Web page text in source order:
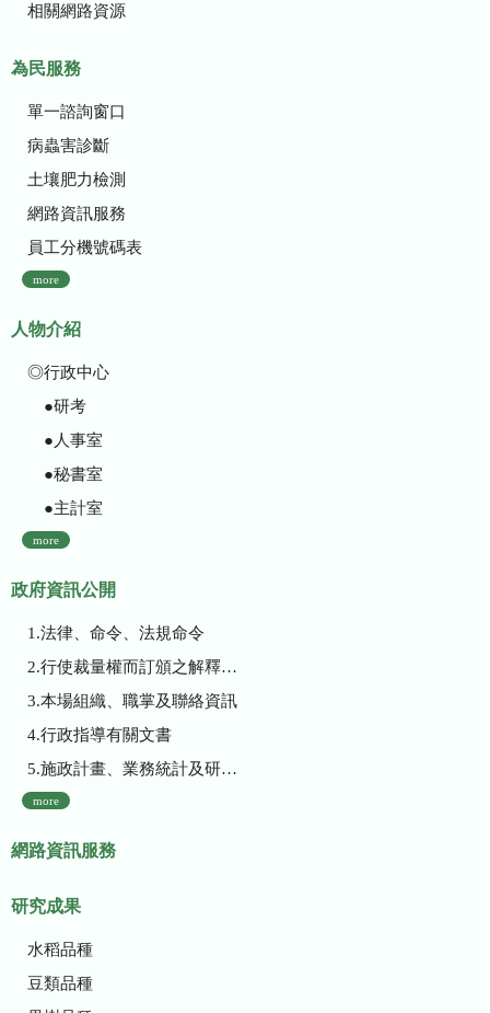
相關網路資源
為民服務
單一諮詢窗口
病蟲害診斷
土壤肥力檢測
網路資訊服務
員工分機號碼表
more
人物介紹
◎行政中心
●研考
●人事室
●秘書室
●主計室
more
政府資訊公開
1.法律、命令、法規命令
2.行使裁量權而訂頒之解釋性規定及裁量基準
3.本場組織、職掌及聯絡資訊
4.行政指導有關文書
5.施政計畫、業務統計及研究報告
more
網路資訊服務
研究成果
水稻品種
豆類品種